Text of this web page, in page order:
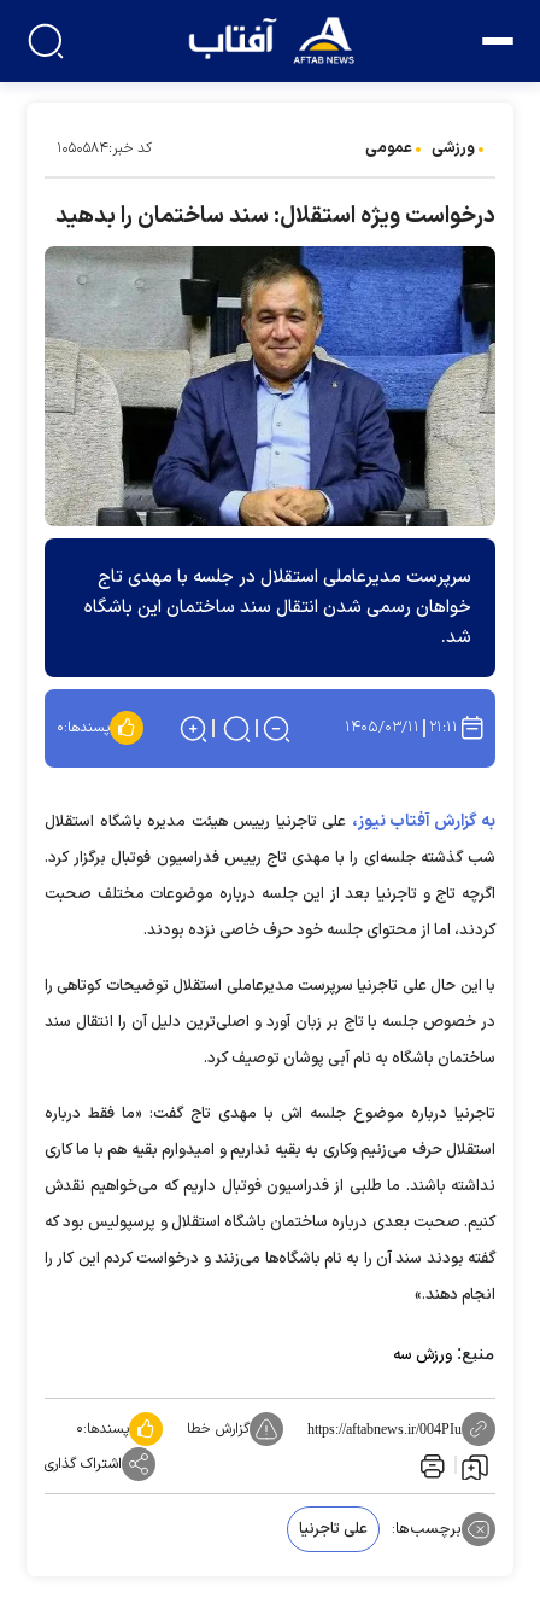
ورزشی عمومی کد خبر:۱۰۵۰۵۸۴
درخواست ویژه استقلال: سند ساختمان را بدهید
سرپرست مدیرعاملی استقلال در جلسه با مهدی تاج
خواهان رسمی شدن انتقال سند ساختمان این باشگاه
شد.
۲۱:۱۱ ۱۴۰۵/۰۳/۱۱ پسندها:۰
به گزارش آفتاب نیوز، علی تاجرنیا رییس هیئت مدیره باشگاه استقلال
شب گذشته جلسه‌ای را با مهدی تاج رییس فدراسیون فوتبال برگزار کرد.
اگرچه تاج و تاجرنیا بعد از این جلسه درباره موضوعات مختلف صحبت
کردند، اما از محتوای جلسه خود حرف خاصی نزده بودند.
با این حال علی تاجرنیا سرپرست مدیرعاملی استقلال توضیحات کوتاهی را
در خصوص جلسه با تاج بر زبان آورد و اصلی‌ترین دلیل آن را انتقال سند
ساختمان باشگاه به نام آبی پوشان توصیف کرد.
تاجرنیا درباره موضوع جلسه اش با مهدی تاج گفت: «ما فقط درباره
استقلال حرف می‌زنیم و‌کاری به بقیه نداریم و امیدوارم بقیه هم با ما کاری
نداشته باشند. ما طلبی از فدراسیون فوتبال داریم که می‌خواهیم نقدش
کنیم. صحبت بعدی درباره ساختمان باشگاه استقلال و پرسپولیس بود که
گفته بودند سند آن را به نام باشگاه‌ها می‌زنند و درخواست کردم این کار را
انجام دهند.»
منبع: ورزش سه
https://aftabnews.ir/004PIu گزارش خطا پسندها:۰
اشتراک گذاری
برچسب‌ها: علی تاجرنیا